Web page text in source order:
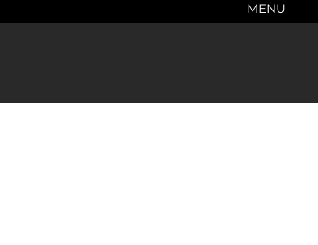
MENU